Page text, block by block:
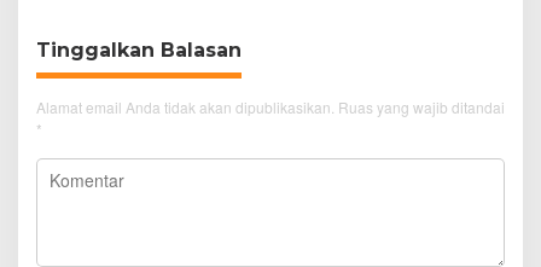
Tinggalkan Balasan
Alamat email Anda tidak akan dipublikasikan. Ruas yang wajib ditandai
*